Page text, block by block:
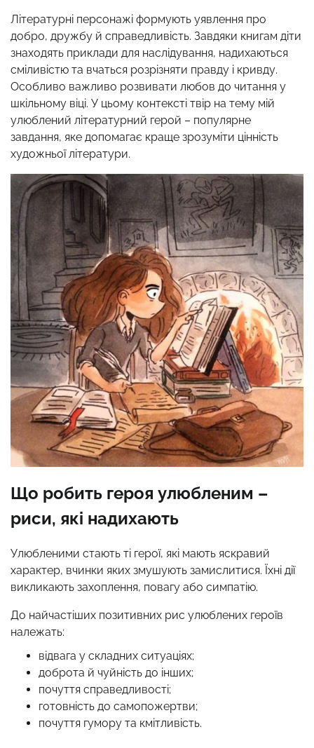
Літературні персонажі формують уявлення про
добро, дружбу й справедливість. Завдяки книгам діти
знаходять приклади для наслідування, надихаються
сміливістю та вчаться розрізняти правду і кривду.
Особливо важливо розвивати любов до читання у
шкільному віці. У цьому контексті твір на тему мій
улюблений літературний герой – популярне
завдання, яке допомагає краще зрозуміти цінність
художньої літератури.
Що робить героя улюбленим –
риси, які надихають
Улюбленими стають ті герої, які мають яскравий
характер, вчинки яких змушують замислитися. Їхні дії
викликають захоплення, повагу або симпатію.
До найчастіших позитивних рис улюблених героїв
належать:
відвага у складних ситуаціях;
доброта й чуйність до інших;
почуття справедливості;
готовність до самопожертви;
почуття гумору та кмітливість.